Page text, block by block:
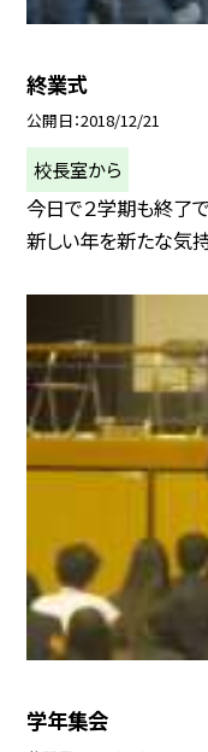
終業式
公開日 2018/12/21
校長室から
今日で２学期も終了
新しい年を新たな気
学年集会